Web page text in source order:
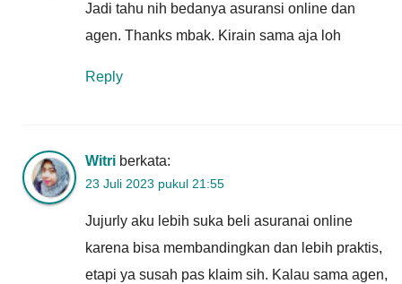
Jadi tahu nih bedanya asuransi online dan
agen. Thanks mbak. Kirain sama aja loh
Reply
Witri berkata:
23 Juli 2023 pukul 21:55
Jujurly aku lebih suka beli asuranai online
karena bisa membandingkan dan lebih praktis,
etapi ya susah pas klaim sih. Kalau sama agen,